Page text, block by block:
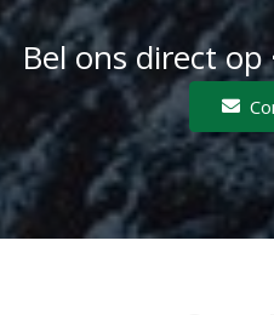
Bel ons direct op